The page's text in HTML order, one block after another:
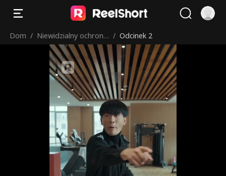
Dom / Niewidzialny ochronia / Odcinek 2